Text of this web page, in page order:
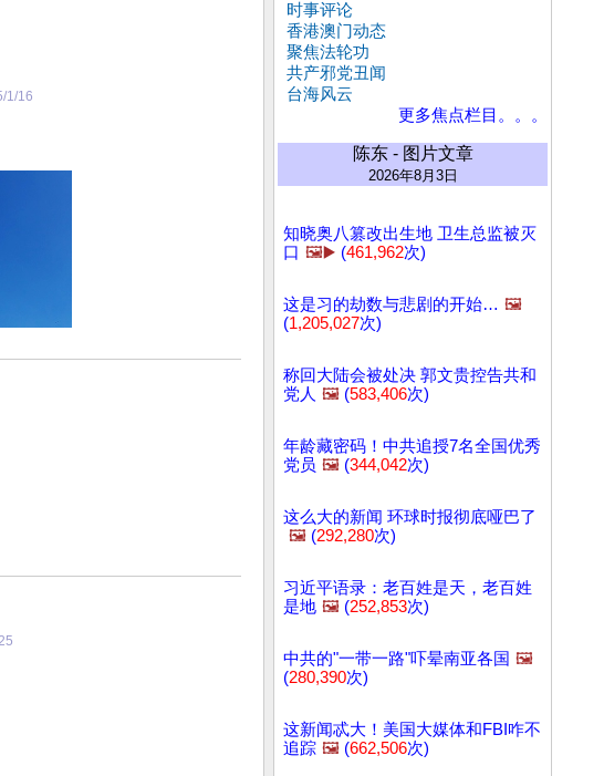
1/16
时事评论
香港澳门动态
聚焦法轮功
共产邪党丑闻
台海风云
更多焦点栏目。。。
陈东 - 图片文章
2026年8月3日
知晓奥八篡改出生地 卫生总监被灭
口 🖼️▶️ (461,962次)
这是习的劫数与悲剧的开始… 🖼️
(1,205,027次)
称回大陆会被处决 郭文贵控告共和
党人 🖼️ (583,406次)
年龄藏密码！中共追授7名全国优秀
党员 🖼️ (344,042次)
这么大的新闻 环球时报彻底哑巴了
🖼️ (292,280次)
习近平语录：老百姓是天，老百姓
是地 🖼️ (252,853次)
中共的"一带一路"吓晕南亚各国 🖼️
(280,390次)
这新闻忒大！美国大媒体和FBI咋不
追踪 🖼️ (662,506次)